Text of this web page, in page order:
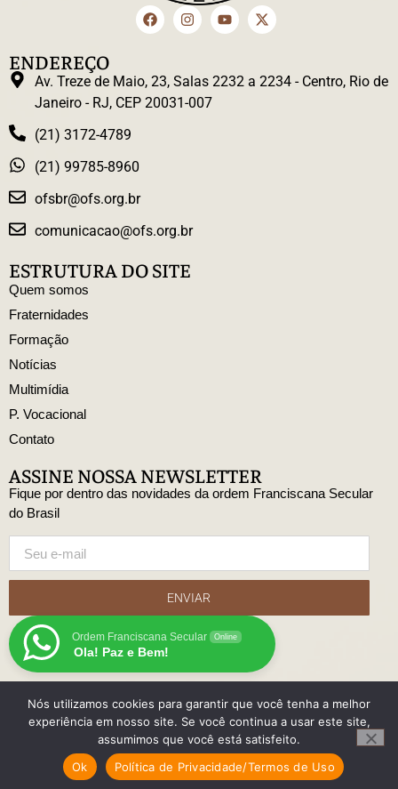
ENDEREÇO
Av. Treze de Maio, 23, Salas 2232 a 2234 - Centro, Rio de
Janeiro - RJ, CEP 20031-007
(21) 3172-4789
(21) 99785-8960
ofsbr@ofs.org.br
comunicacao@ofs.org.br
ESTRUTURA DO SITE
Quem somos
Fraternidades
Formação
Notícias
Multimídia
P. Vocacional
Contato
ASSINE NOSSA NEWSLETTER
Fique por dentro das novidades da ordem Franciscana Secular
do Brasil
ENVIAR
Ordem Franciscana Secular Online
Ola! Paz e Bem!
© Copyright Ordem Franciscana Secular do Brasil
Nós utilizamos cookies para garantir que você tenha a melhor
experiência em nosso site. Se você continua a usar este site,
assumimos que você está satisfeito.
Ok
Política de Privacidade/Termos de Uso